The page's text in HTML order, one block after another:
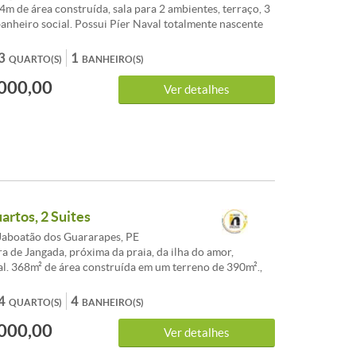
de área construída, sala para 2 ambientes, terraço, 3
social. Possui Píer Naval totalmente nascente
do Amor, na Reserva do Paiva. O terreno tem um
metros quadrados, com coberta para 04 veículos ou
de máquinas, pista pavimentada, espaços e píer
sendo um com palhoça. Taxas inclusas. Agende
QUARTO(S) BANHEIRO(S)
1
Ver detalhes
2 Suites
dos Guararapes, PE
de Jangada, próxima da praia, da ilha do amor,
368m² de área construída em um terreno de 390m².,
empregado, lavanderia, terraço em L, 04 quartos 02
social, canil, poço artesiano. Venda R$ 580.000
QUARTO(S) BANHEIRO(S)
4
Ver detalhes